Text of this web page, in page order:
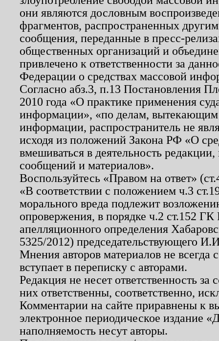
они являются дословным
фрагментов, распространенных
сообщения, переданные в пресс-
общественных организаций и
привлечено к ответственности за
Федерации о средствах массовой
Согласно абз.3, п.13 Постановления
2010 года «О практике применения
информации», «по делам, вытекающим
информации, распространитель не
исходя из положений Закона РФ «О
вмешиваться в деятельность
сообщений и материалов».
Воспользуйтесь «Правом на ответ»
«В соответствии с положением ч.3
морального вреда подлежит
опровержения, в порядке ч.2 ст.152
апелляционного определения
5325/2012) председательствующего
Мнения авторов материалов не
вступает в переписку с авторами.
Редакция не несет ответственность
них ответственны, соответственно,
Комментарии на сайте приравнены к
электронное периодическое издание
наполняемость несут авторы.